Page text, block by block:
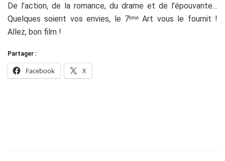
De l’action, de la romance, du drame et de l’épouvante…
Quelques soient vos envies, le 7ème
Art vous le fournit !
Allez, bon film !
Partager :
Facebook X